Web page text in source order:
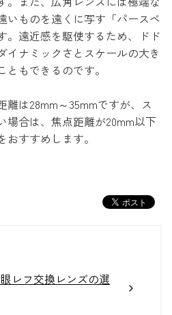
いものを遠くに写す「パースペ
。遠近感を駆使するため、ドド
イナミックさとスケールの大き
もできるのです。
は28mm～35mmですが、ス
場合は、焦点距離が20mm以下
すすめします。
レフ交換レンズの選